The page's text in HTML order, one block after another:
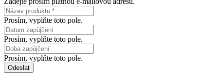
Prosím, vyplňte toto pole.
Prosím, vyplňte toto pole.
Prosím, vyplňte toto pole.
Odeslat